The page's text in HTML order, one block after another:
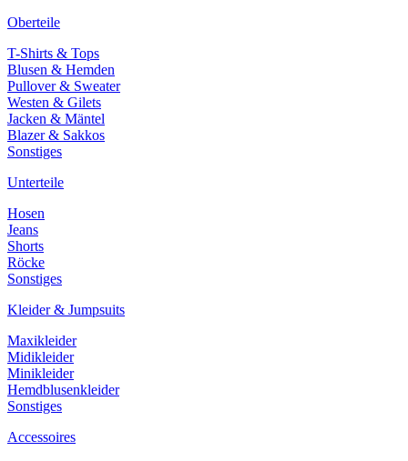
Oberteile
T-Shirts & Tops
Blusen & Hemden
Pullover & Sweater
Westen & Gilets
Jacken & Mäntel
Blazer & Sakkos
Sonstiges
Unterteile
Hosen
Jeans
Shorts
Röcke
Sonstiges
Kleider & Jumpsuits
Maxikleider
Midikleider
Minikleider
Hemdblusenkleider
Sonstiges
Accessoires